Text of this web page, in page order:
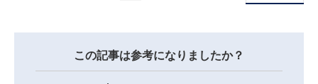
この記事は参考になりましたか？